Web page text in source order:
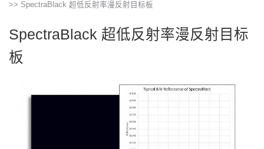
>> SpectraBlack 超低反射率漫反射目标板
SpectraBlack 超低反射率漫反射目标
板